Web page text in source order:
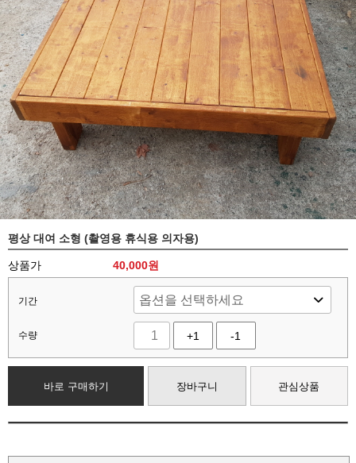
평상 대여 소형 (촬영용 휴식용 의자용)
상품가 40,000원
기간
수량 +1 -1
바로 구매하기 장바구니 관심상품